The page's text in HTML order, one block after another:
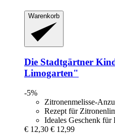
Warenkorb
Die Stadtgärtner
Limogarten"
-5%
Zitronenmelisse-
Rezept für
Ideales Geschenk für
€ 12,30 € 12,99